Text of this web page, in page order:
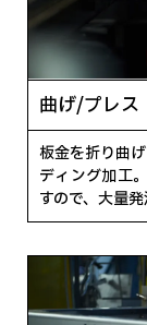
曲げ/プレス
板金を折り曲
ディング加工
すので、大量